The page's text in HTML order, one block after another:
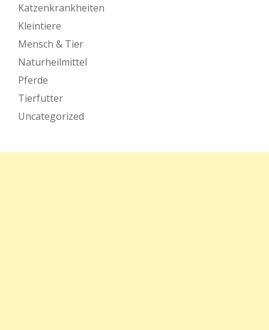
Katzenkrankheiten
Kleintiere
Mensch & Tier
Naturheilmittel
Pferde
Tierfutter
Uncategorized